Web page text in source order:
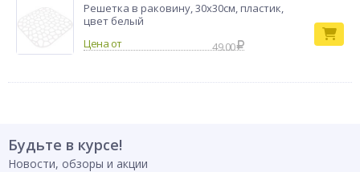
Решетка в раковину, 30х30см, пластик,
цвет белый
49.00
Будьте в курсе!
Новости, обзоры и акции